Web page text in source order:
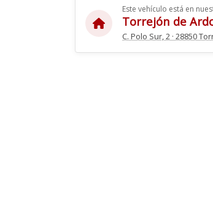
Este vehículo está en
Torrejón de
C. Polo Sur, 2 · 28850